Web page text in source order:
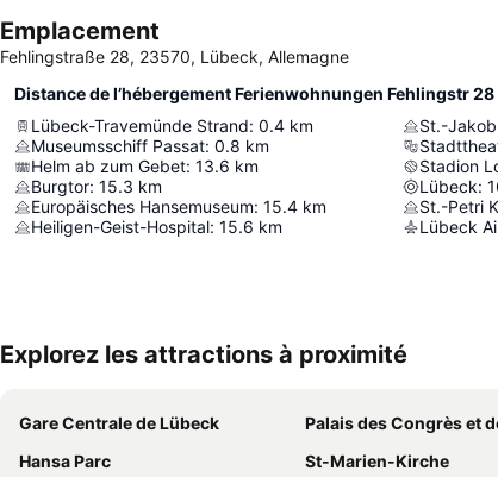
Emplacement
Fehlingstraße 28, 23570, Lübeck, Allemagne
Distance de l’hébergement Ferienwohnungen Fehlingstr 28
Lübeck-Travemünde Strand: 0.4 km
Museumsschiff Passat: 0.8 km
Helm ab zum Gebet: 13.6 km
Burgtor: 15.3 km
Europäisches Hansemuseum: 15.4 km
Heiligen-Geist-Hospital: 15.6 km
St.-
Stadion
Lübeck:
St.-Petri
Lübeck
Explorez les attractions à proximité
Gare Centrale de Lübeck Palais des Congrès et de la
Hansa Parc
St-Marien-Kirche